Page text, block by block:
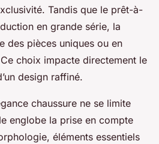
Tandis que le prêt-à-
en grande série, la
des pièces uniques ou en
choix impacte directement le
design raffiné.
chaussure ne se limite
englobe la prise en compte
éléments essentiels